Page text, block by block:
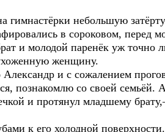
небольшую
в сороковом, перед
и молодой паренёк уж точно
женщину.
и с сожалением
познакомлю со своей
и протянул младшему
к его холодной